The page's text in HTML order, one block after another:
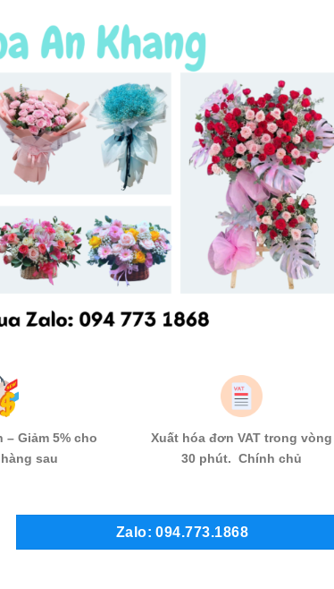
– Giảm 5% cho
sau
Xuất hóa đơn VAT trong vòng
30 phút. Chính chủ
Zalo: 094.773.1868